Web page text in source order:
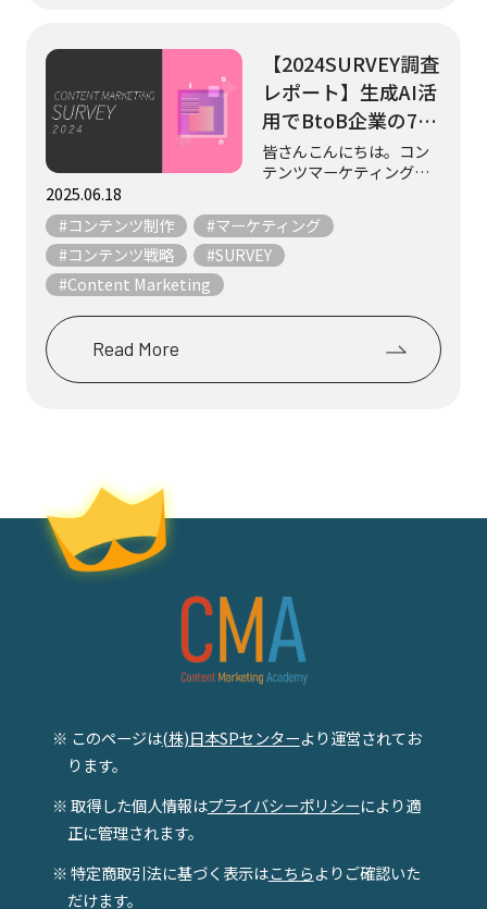
2025.06.18
【2024SURVEY調査
レポート】生成AI活
用でBtoB企業の7割
が成果実感、一方
BtoCは3割止まり
皆さんこんにちは。コン
テンツマーケティングリ
この度、2024年11月29日
～2025年1月31日に実施
したコンテンツマーケテ
ィングに関する業界調査
ング・サ...
#コンテンツ制作
#マーケティング
#コンテンツ戦略
#SURVEY
#Content Marketing
Read More
※ このページは(株)日本SPセンターより運営されてお
ります。
※ 取得した個人情報はプライバシーポリシーにより適
正に管理されます。
※ 特定商取引法に基づく表示はこちらよりご確認いた
だけます。